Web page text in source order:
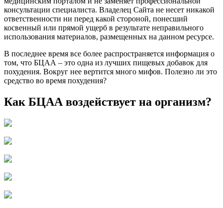
консультации специалиста. Владелец Сайта не несет никакой
ответственности ни перед какой стороной, понесший
косвенный или прямой ущерб в результате неправильного
использования материалов, размещенных на данном ресурсе.
В последнее время все более распространяется информация о
том, что БЦАА – это одна из лучших пищевых добавок для
похудения. Вокруг нее вертится много мифов. Полезно ли это
средство во время похудения?
Как БЦАА воздействует на организм?